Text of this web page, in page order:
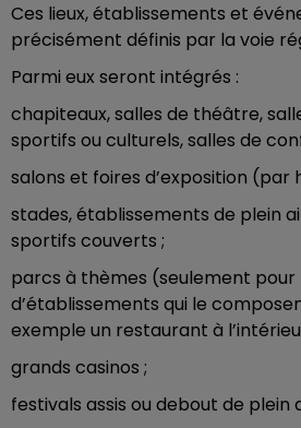
Ces lieux, établissements et
précisément définis par la voie
Parmi eux seront intégrés :
chapiteaux, salles de théâtre,
sportifs ou culturels, salles de
salons et foires d’exposition (par
stades, établissements de plein
sportifs couverts ;
parcs à thèmes (seulement pour
d’établissements qui le
exemple un restaurant à
grands casinos ;
festivals assis ou debout de plein